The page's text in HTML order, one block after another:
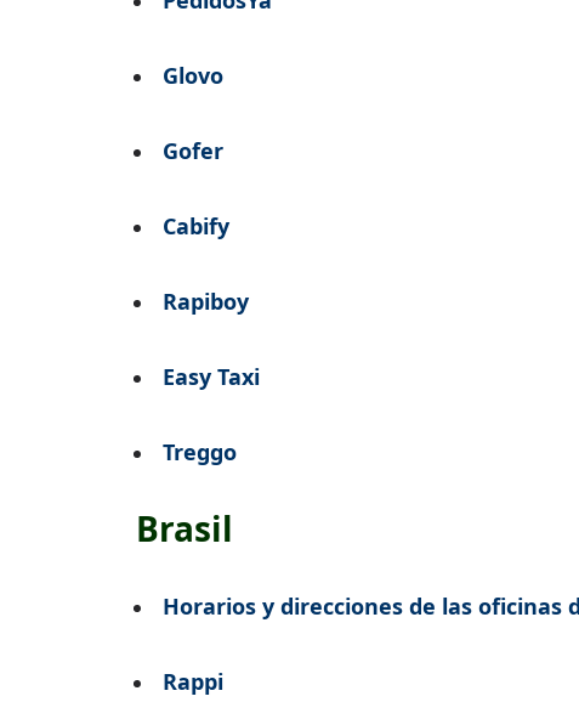
Glovo
Gofer
Cabify
Rapiboy
Easy Taxi
Treggo
Brasil
Horarios y direcciones de las oficinas
Rappi